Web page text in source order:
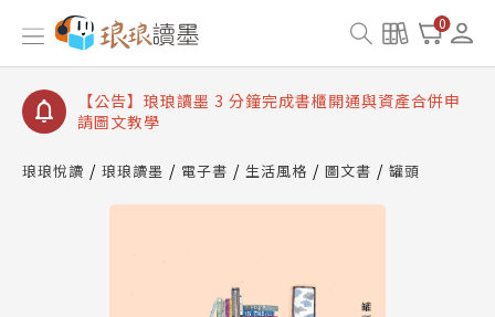
0
【公告】琅琅讀墨數位閱讀資產合併與書櫃開通申請
【公告】琅琅讀墨書櫃開通常見問題
【公告】琅琅讀墨 3 分鐘完成書櫃開通與資產合併申
請圖文教學
查詢
【公告】琅琅讀墨數位閱讀資產合併與書櫃開通申請
琅琅悅讀 琅琅讀墨 電子書 生活風格 圖文書 罐頭